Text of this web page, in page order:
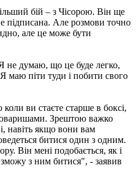
бій – з Чісорою. Він ще
підписана. Але розмови точно
але це може бути
думаю, що це буде легко,
маю піти туди і побити свого
ви стаєте старше в боксі,
Зрештою важко
навіть якщо вони вам
битися один з одним.
Він мені подобається, як і
з ним битися", - заявив